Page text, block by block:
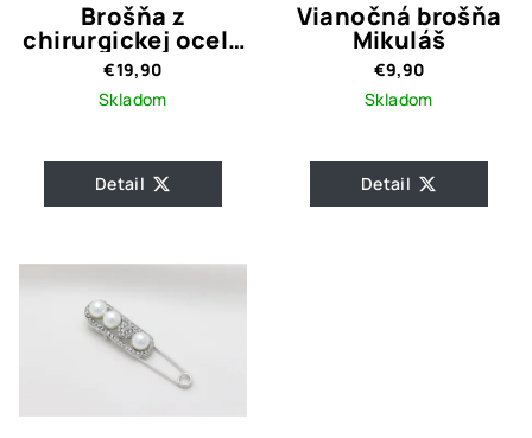
Brošňa z
chirurgickej ocele
Vážka
€19,90
Skladom
Detail
Vianočná brošňa
Mikuláš
€9,90
Skladom
Detail